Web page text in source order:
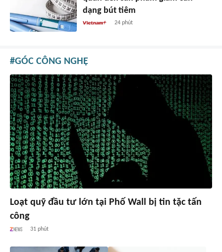
dạng bút tiêm
24 phút
GÓC CÔNG NGHỆ
Loạt quỹ đầu tư lớn tại Phố Wall bị tin tặc tấn
công
31 phút